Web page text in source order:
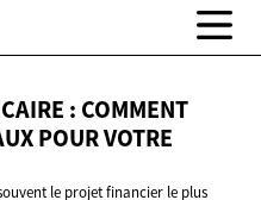
: COMMENT
POURVOTRE
le projet financier le plus